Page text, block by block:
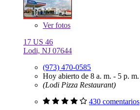
Verfotos
17 US 46
Lodi, NJ 07644
(973) 470-0585
Hoy abierto de 8 a. m. - 5 p. m.
(Lodi Pizza Restaurant)
430 comentarios